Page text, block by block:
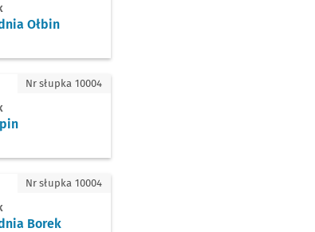
Ołbin
Nr słupka 10004
Borek
Nr słupka 10004